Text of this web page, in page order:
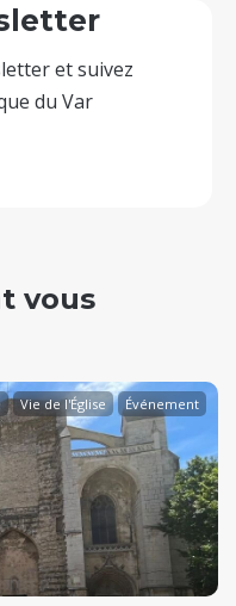
et suivez
du Var
vous
Vie de l'Église Événement